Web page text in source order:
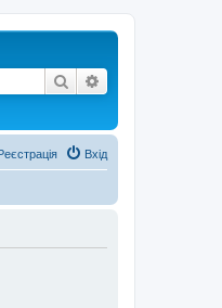
Пошук
Вхід